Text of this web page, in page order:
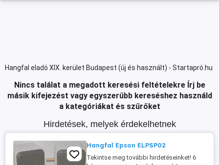
Hangfal eladó XIX. kerület Budapest (új és használt) - Startapró.hu
Nincs találat a megadott keresési feltételekre Írj be
másik kifejezést vagy egyszerűbb kereséshez használd
a kategóriákat és szűrőket
Hirdetések, melyek érdekelhetnek
Hangfal Epson ELPSP02
Tekintse meg további hirdetéseinket! 6